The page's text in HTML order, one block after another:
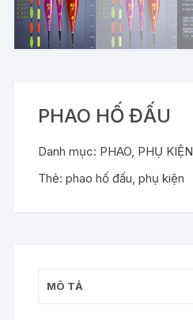
PHAO HỐ ĐẤU
Danh mục: PHAO, PHỤ KIỆN
Thẻ:phao hố đấu,phụ kiện
MÔ TẢ